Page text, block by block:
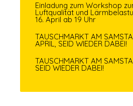
Einladung zum Workshop
Luftqualität und
16. April ab 19 Uhr
TAUSCHMARKT AM
APRIL, SEID WIEDER DABEI!
TAUSCHMARKT AM
SEID WIEDER DABEI!